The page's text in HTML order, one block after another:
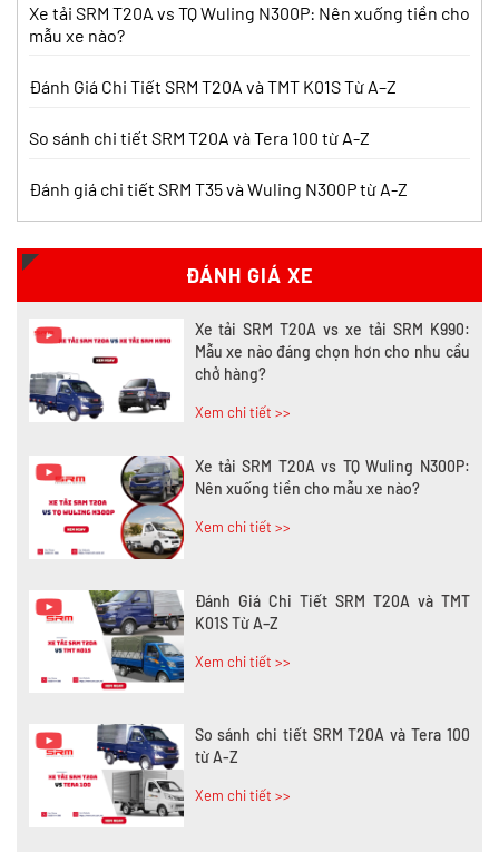
Xe tải SRM T20A vs TQ Wuling N300P: Nên xuống tiền cho
mẫu xe nào?
Đánh Giá Chi Tiết SRM T20A và TMT K01S Từ A–Z
So sánh chi tiết SRM T20A và Tera 100 từ A-Z
Đánh giá chi tiết SRM T35 và Wuling N300P từ A-Z
ĐÁNH GIÁ XE
Pro? So sánh chi tiết
Nên mua xe tải SRM T30 hay Tera 100?
Tìm hiểu chi tiết
Xe tải SRM T20A vs xe tải SRM K990:
Mẫu xe nào đáng chọn hơn cho nhu cầu
chở hàng?
Xem chi tiết >>
Xe tải SRM T20A vs TQ Wuling N300P:
Nên xuống tiền cho mẫu xe nào?
Xem chi tiết >>
Đánh Giá Chi Tiết SRM T20A và TMT
K01S Từ A–Z
Xem chi tiết >>
So sánh chi tiết SRM T20A và Tera 100
từ A-Z
Xem chi tiết >>